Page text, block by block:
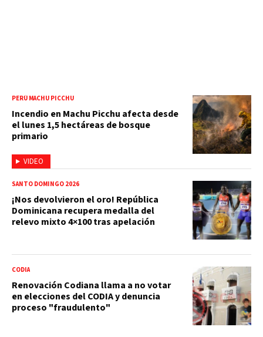
VIDEO
PERÚ MACHU PICCHU
Incendio en Machu Picchu afecta desde
el lunes 1,5 hectáreas de bosque
primario
SANTO DOMINGO 2026
¡Nos devolvieron el oro! República
Dominicana recupera medalla del
relevo mixto 4×100 tras apelación
CODIA
Renovación Codiana llama a no votar
en elecciones del CODIA y denuncia
proceso "fraudulento"